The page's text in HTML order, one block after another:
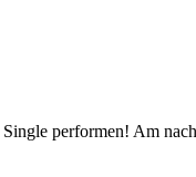
performen! Am